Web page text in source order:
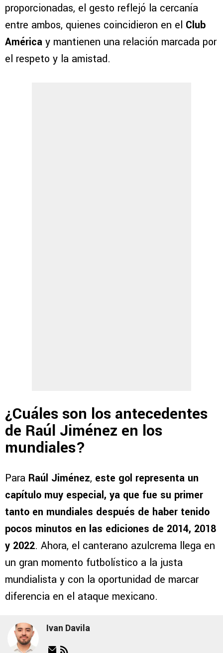
proporcionadas, el gesto reflejó la cercanía
entre ambos, quienes coincidieron en el Club
América y mantienen una relación marcada por
el respeto y la amistad.
¿Cuáles son los antecedentes
de Raúl Jiménez en los
mundiales?
Para Raúl Jiménez, este gol representa un
capítulo muy especial, ya que fue su primer
tanto en mundiales después de haber tenido
pocos minutos en las ediciones de 2014, 2018
y 2022. Ahora, el canterano azulcrema llega en
un gran momento futbolístico a la justa
mundialista y con la oportunidad de marcar
diferencia en el ataque mexicano.
Ivan Davila